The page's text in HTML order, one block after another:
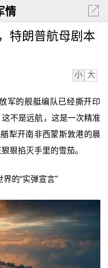
情
特朗普航母剧本
小 大
军的舰艇编队已经撕开印
不是远航，这是一次精准
犁开南非西蒙斯敦港的晨
狠掐灭手里的雪茄。
的“实弹宣言”